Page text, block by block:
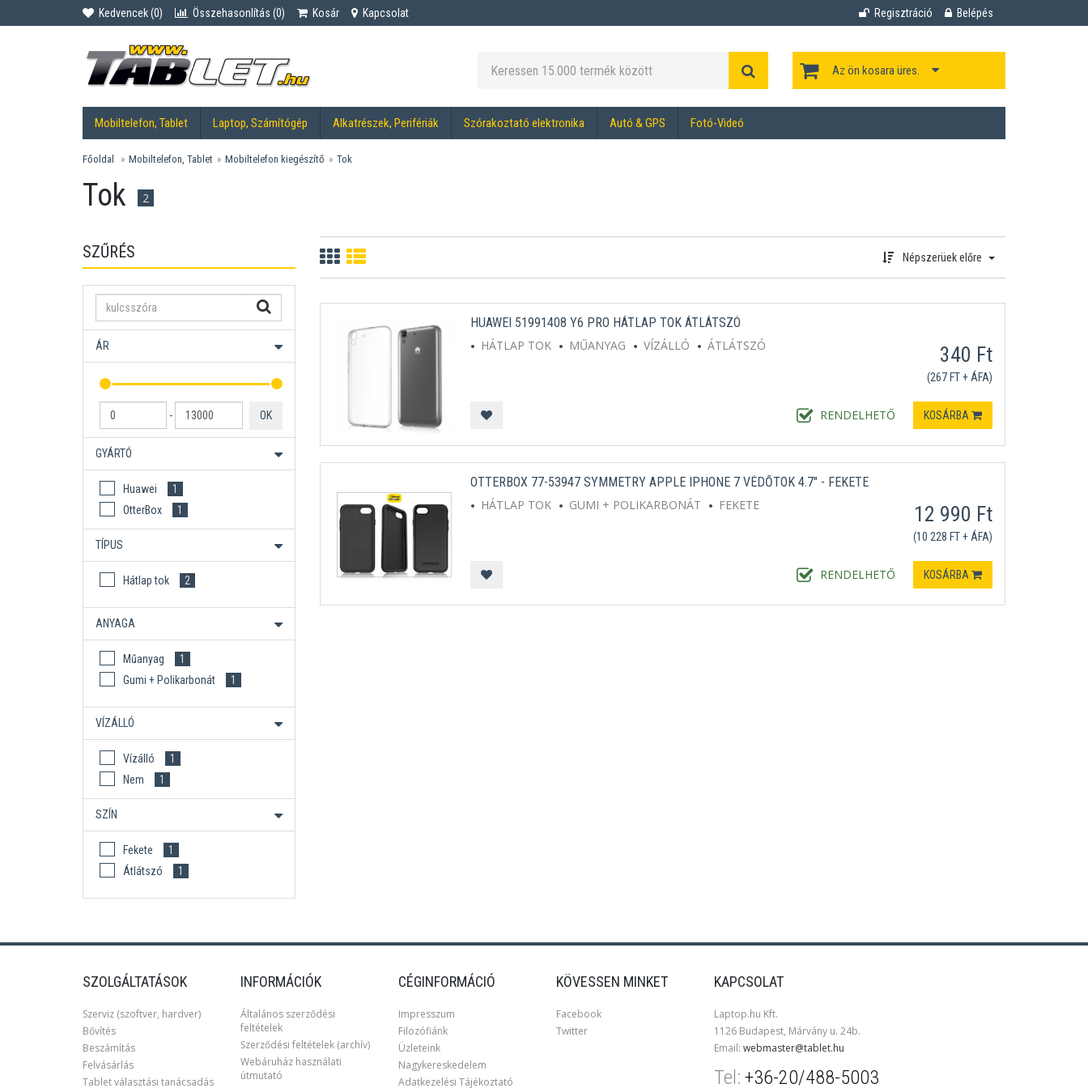
Kedvencek (0) Összehasonlítás (0) Kosár Kapcsolat Regisztráció Belépés
Az ön kosara üres.
Mobiltelefon, Tablet Laptop, Számítógép Alkatrészek, Perifériák Szórakoztató elektronika Autó & GPS Fotó-Videó
Főoldal Mobiltelefon, Tablet Mobiltelefon kiegészítő Tok
Tok 2
SZŰRÉS
ÁR
- OK
GYÁRTÓ
Huawei
1
OtterBox
1
TÍPUS
Hátlap tok 2
ANYAGA
Műanyag
1
Gumi + Polikarbonát
1
VÍZÁLLÓ
Vízálló
1
Nem
1
SZÍN
Fekete
1
Átlátszó
1
Népszerüek előre
HUAWEI 51991408 Y6 PRO HÁTLAP TOK ÁTLÁTSZÓ
HÁTLAP TOK
MŰANYAG VÍZÁLLÓ ÁTLÁTSZÓ
RENDELHETŐ
340 Ft
(267 FT + ÁFA)
KOSÁRBA
OTTERBOX 77-53947 SYMMETRY APPLE IPHONE 7 VÉDŐTOK 4.7" - FEKETE
HÁTLAP TOK
GUMI + POLIKARBONÁT FEKETE
RENDELHETŐ
12 990 Ft
(10 228 FT + ÁFA)
KOSÁRBA
SZOLGÁLTATÁSOK
Szerviz (szoftver, hardver)
Bővítés
Beszámítás
Felvásárlás
Tablet választási tanácsadás
INFORMÁCIÓK
Általános szerződési
feltételek
Szerződési feltételek (archív)
Webáruház használati
útmutató
CÉGINFORMÁCIÓ
Impresszum
Filozófiánk
Üzleteink
Nagykereskedelem
Adatkezelési Tájékoztató
KÖVESSEN MINKET
Facebook
Twitter
KAPCSOLAT
Laptop.hu Kft.
1126 Budapest, Márvány u. 24b.
Email: webmaster@tablet.hu
Tel: +36-20/488-5003